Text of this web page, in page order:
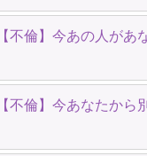
不倫】今あの人があ
不倫】今あなたから